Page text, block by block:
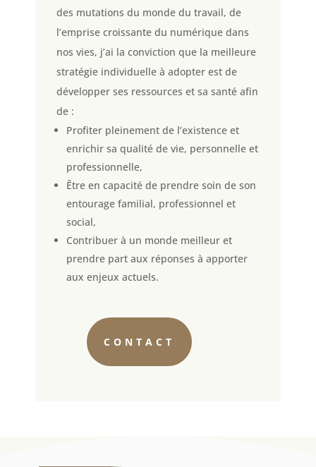
des mutations du monde du travail, de
l’emprise croissante du numérique dans
nos vies, j’ai la conviction que la meilleure
stratégie individuelle à adopter est de
développer ses ressources et sa santé afin
de :
Profiter pleinement de l’existence et
enrichir sa qualité de vie, personnelle et
professionnelle,
Être en capacité de prendre soin de son
entourage familial, professionnel et
social,
Contribuer à un monde meilleur et
prendre part aux réponses à apporter
aux enjeux actuels.
CONTACT